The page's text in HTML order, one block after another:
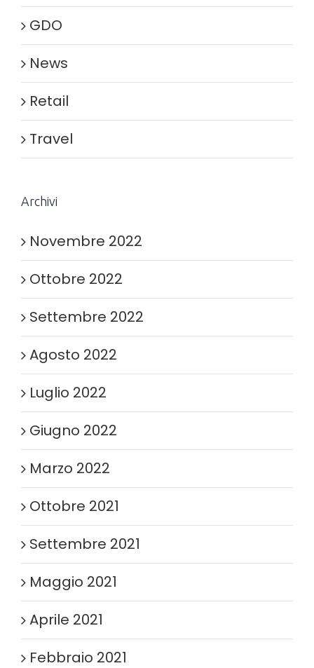
GDO
News
Retail
Travel
Archivi
Novembre 2022
Ottobre 2022
Settembre 2022
Agosto 2022
Luglio 2022
Giugno 2022
Marzo 2022
Ottobre 2021
Settembre 2021
Maggio 2021
Aprile 2021
Febbraio 2021